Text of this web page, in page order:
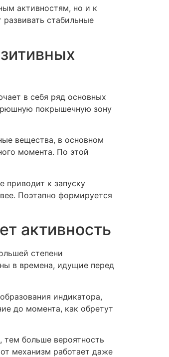
активностям, но и к
стабильные
в себя ряд основных
покрышечную зону
вещества, в основном
момента. По этой
приводит к запуску
Поэтапно формируется
активность
степени
в времена, идущие перед
индикатора,
до момента, как обретут
тем больше вероятность
механизм работает даже